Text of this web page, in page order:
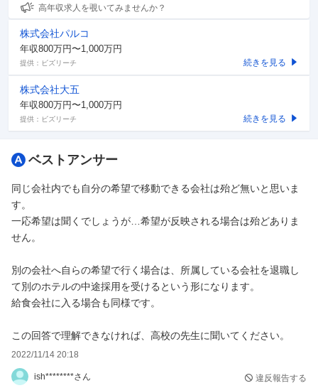
か？
高年収求人を覗いてみませんか？
株式会社パルコ
年収800万円〜1,000万円
提供：ビズリーチ 続きを見る
株式会社大五
年収800万円〜1,000万円
提供：ビズリーチ 続きを見る
ベストアンサー
同じ会社内でも自分の希望で移動できる会社は殆ど無いと思いま
す。
一応希望は聞くでしょうが…希望が反映される場合は殆どありま
せん。
別の会社へ自らの希望で行く場合は、所属している会社を退職し
て別のホテルの中途採用を受けるという形になります。
給食会社に入る場合も同様です。
この回答で理解できなければ、高校の先生に聞いてください。
2022/11/14 20:18
ish********さん 違反報告する